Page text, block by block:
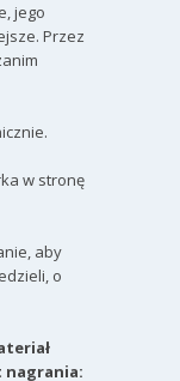
jego
Przez
w stronę
aby
o
nagrania: